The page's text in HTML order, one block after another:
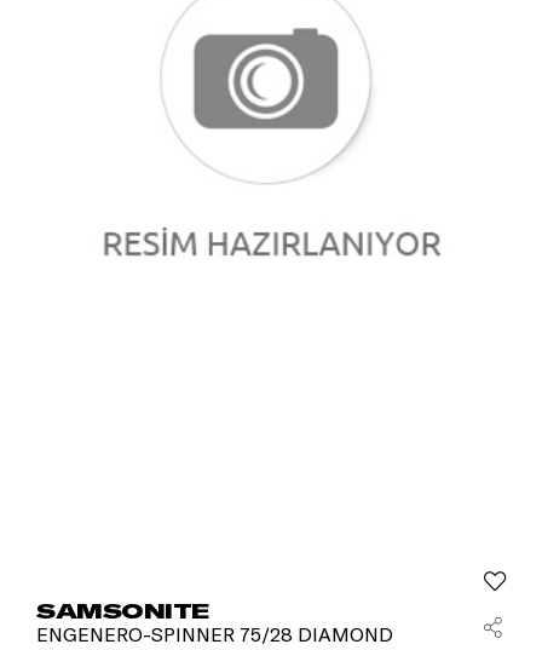
SAMSONITE
ENGENERO-SPINNER 75/28 DIAMOND